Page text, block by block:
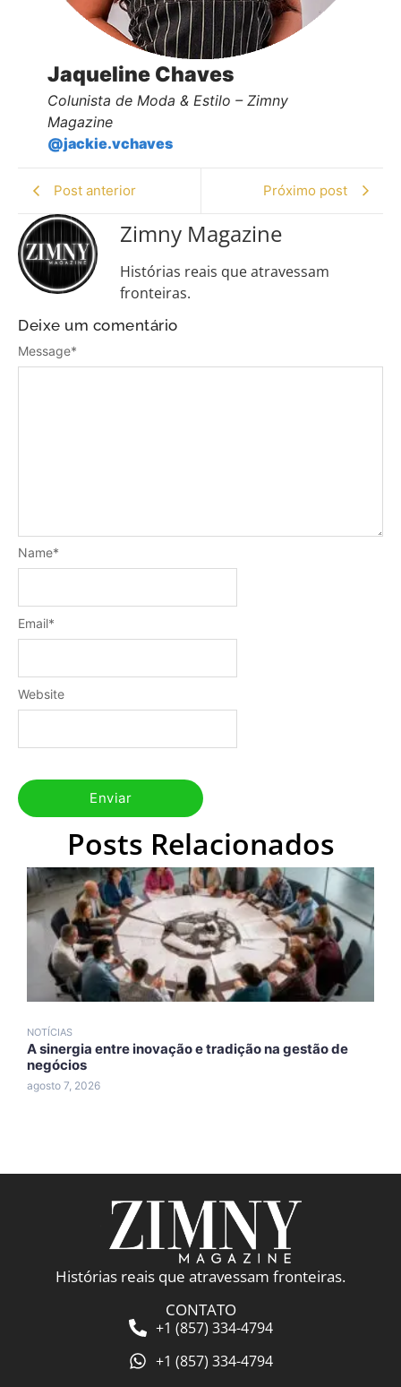
Jaqueline Chaves
Colunista de Moda & Estilo – Zimny
Magazine
@jackie.vchaves
Post anterior Próximo post
Zimny Magazine
Histórias reais que atravessam
fronteiras.
Deixe um comentário
Message*
Name*
Email*
Website
Posts Relacionados
NOTÍCIAS
A sinergia entre inovação e tradição na gestão de
negócios
agosto 7, 2026
Histórias reais que atravessam fronteiras.
CONTATO
+1 (857) 334-4794
+1 (857) 334-4794